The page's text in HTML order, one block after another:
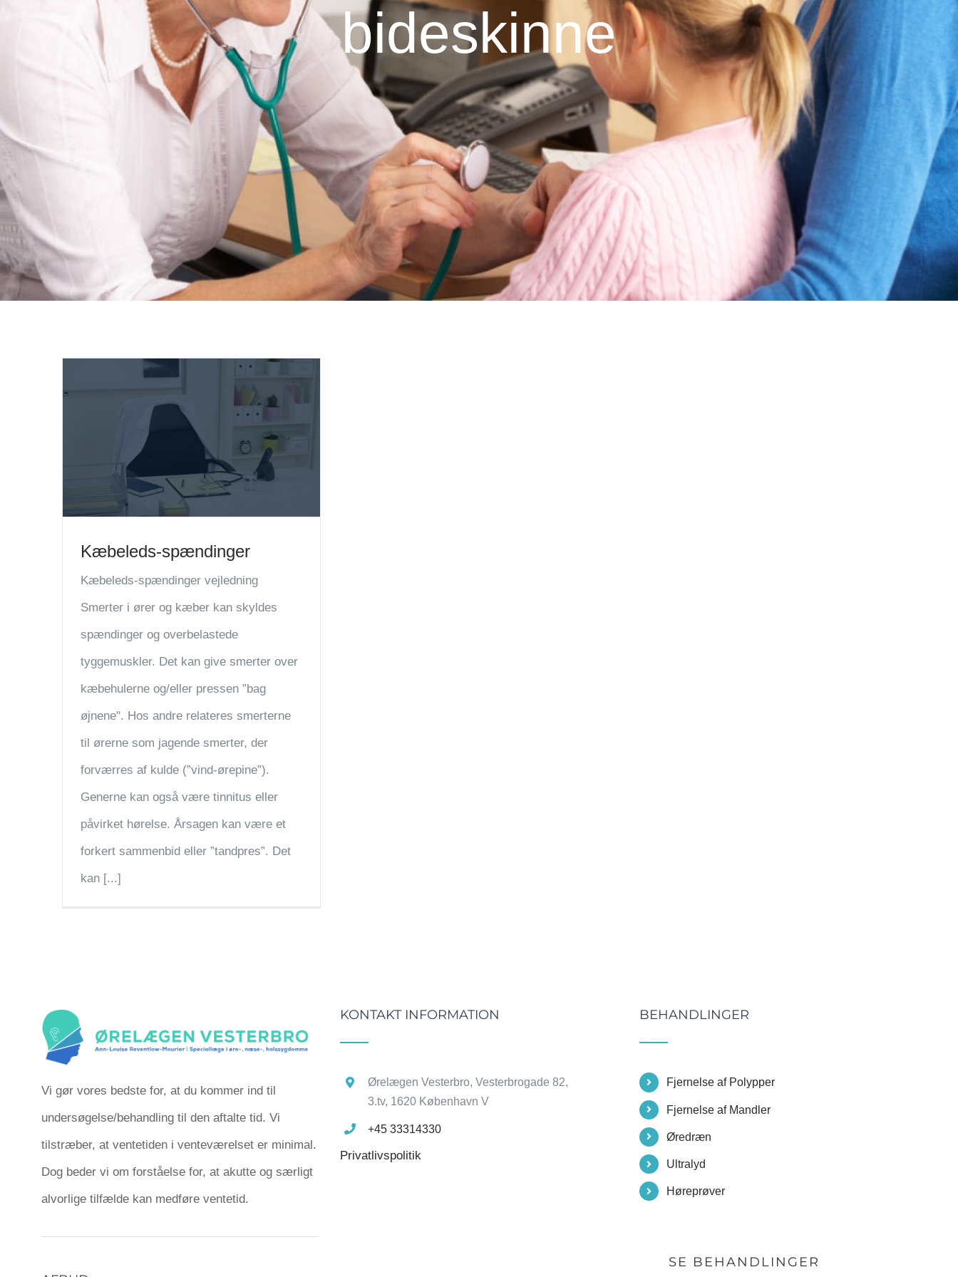
bideskinne
Kæbeleds-spændinger
Kæbeleds-spændinger vejledning
Smerter i ører og kæber kan skyldes
spændinger og overbelastede
tyggemuskler. Det kan give smerter over
kæbehulerne og/eller pressen ”bag
øjnene". Hos andre relateres smerterne
til ørerne som jagende smerter, der
forværres af kulde (”vind-ørepine”).
Generne kan også være tinnitus eller
påvirket hørelse. Årsagen kan være et
forkert sammenbid eller ”tandpres”. Det
kan [...]
Vi gør vores bedste for, at du kommer ind til
undersøgelse/behandling til den aftalte tid. Vi
tilstræber, at ventetiden i venteværelset er minimal.
Dog beder vi om forståelse for, at akutte og særligt
alvorlige tilfælde kan medføre ventetid.
KONTAKT INFORMATION
Ørelægen Vesterbro, Vesterbrogade 82,
3.tv, 1620 København V
+45 33314330
Privatlivspolitik
BEHANDLINGER
Fjernelse af Polypper
Fjernelse af Mandler
Øredræn
Ultralyd
Høreprøver
SE BEHANDLINGER